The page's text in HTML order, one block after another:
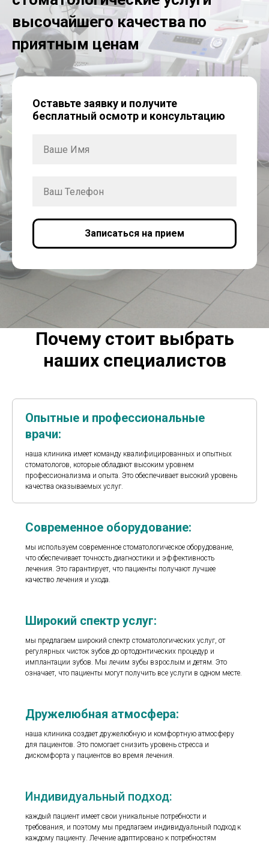
высочайшего качества по
приятным ценам
Оставьте заявку и получите
бесплатный осмотр и консультацию
Записаться на прием
Почему стоит выбрать
наших специалистов
Опытные и профессиональные
врачи:
наша клиника имеет команду квалифицированных и опытных
стоматологов, которые обладают высоким уровнем
профессионализма и опыта. Это обеспечивает высокий уровень
качества оказываемых услуг.
Современное оборудование:
мы используем современное стоматологическое оборудование,
что обеспечивает точность диагностики и эффективность
лечения. Это гарантирует, что пациенты получают лучшее
качество лечения и ухода.
Широкий спектр услуг:
мы предлагаем широкий спектр стоматологических услуг, от
регулярных чисток зубов до ортодонтических процедур и
имплантации зубов. Мы лечим зубы взрослым и детям. Это
означает, что пациенты могут получить все услуги в одном месте.
Дружелюбная атмосфера:
наша клиника создает дружелюбную и комфортную атмосферу
для пациентов. Это помогает снизить уровень стресса и
дискомфорта у пациентов во время лечения.
Индивидуальный подход:
каждый пациент имеет свои уникальные потребности и
требования, и поэтому мы предлагаем индивидуальный подход к
каждому пациенту. Лечение адаптировано к потребностям